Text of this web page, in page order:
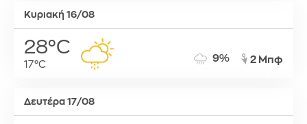
Κυριακή 16/08
28°C
17°C
9% 2 Μπφ
Δευτέρα 17/08